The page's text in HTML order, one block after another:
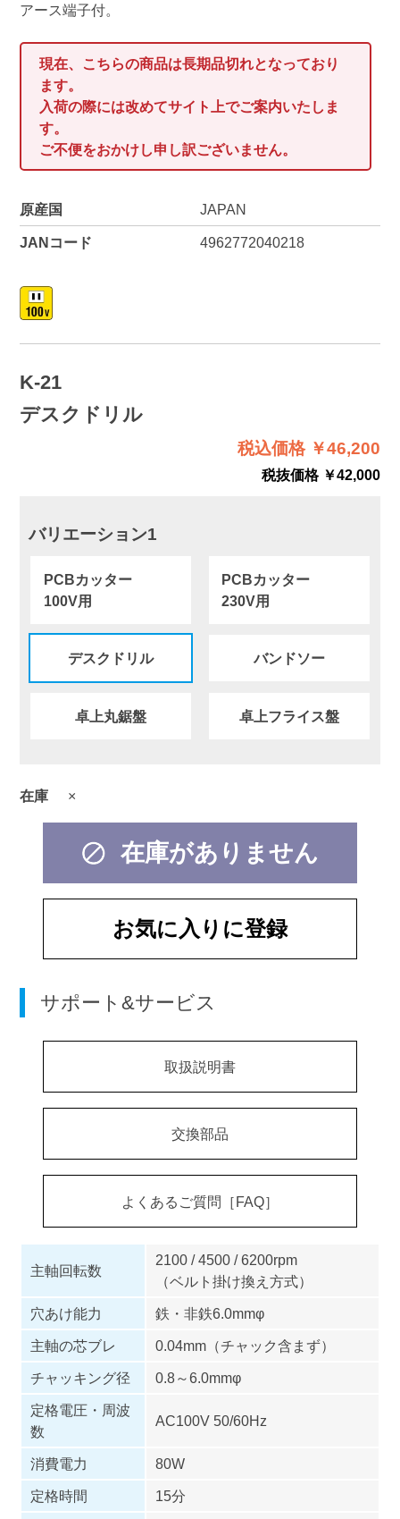
アース端子付。
現在、こちらの商品は長期品切れとなっており
ます。
入荷の際には改めてサイト上でご案内いたしま
す。
ご不便をおかけし申し訳ございません。
原産国 JAPAN
JANコード 4962772040218
K-21
デスクドリル
税込価格 ￥46,200
税抜価格 ￥42,000
バリエーション1
PCBカッター
100V用
PCBカッター
230V用
デスクドリル バンドソー
卓上丸鋸盤 卓上フライス盤
在庫 ×
お気に入りに登録
在庫がありません
サポート&サービス
取扱説明書
交換部品
よくあるご質問［FAQ］
主軸回転数
2100 / 4500 / 6200rpm
（ベルト掛け換え方式）
穴あけ能力
鉄・非鉄6.0mmφ
主軸の芯ブレ
0.04mm（チャック含まず）
チャッキング径
0.8～6.0mmφ
定格電圧・周波
数
AC100V 50/60Hz
消費電力
80W
定格時間
15分